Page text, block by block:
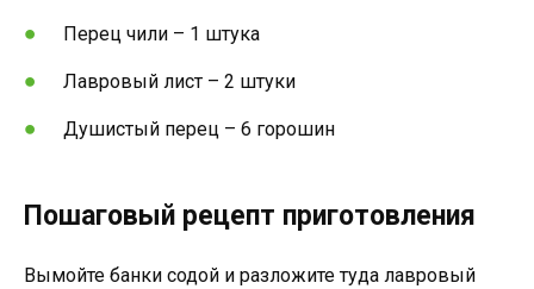
Перец чили – 1 штука
Лавровый лист – 2 штуки
Душистый перец – 6 горошин
Пошаговый рецепт приготовления
Вымойте банки содой и разложите туда лавровый